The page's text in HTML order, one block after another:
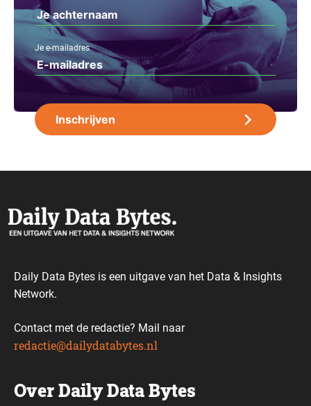
Je e-mailadres
Daily Data Bytes is een uitgave van het Data & Insights
Network.
Contact met de redactie? Mail naar
redactie@dailydatabytes.nl
Over Daily Data Bytes